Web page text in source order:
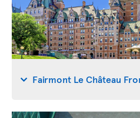
Fairmont Le Château